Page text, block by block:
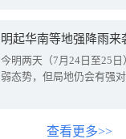
明起华南等地强降雨
今明两天（7月24日至25
弱态势，但局地仍会有强
查看更多>>